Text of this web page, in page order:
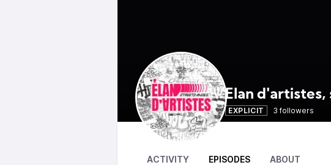
Élan
EXPLICIT 3 followers
ACTIVITY EPISODES ABOUT